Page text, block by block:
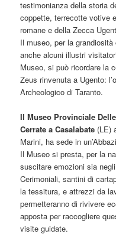
testimonianza della storia
coppette, terrecotte votive
romane e della Zecca
Il museo, per la
anche alcuni illustri
Museo, si può ricordare la
Zeus rinvenuta a Ugento:
Archeologico di Taranto.
Il Museo Provinciale
Cerrate a Casalabate (LE)
Marini, ha sede in
Il Museo si presta, per la
suscitare emozioni sia
Cerimoniali, santini di
la tessitura, e attrezzi da
permetteranno di rivivere
apposta per raccogliere
visite guidate.